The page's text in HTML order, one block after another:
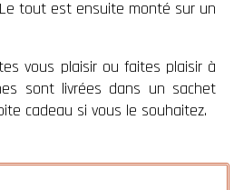
tout est ensuite monté sur un
vous plaisir ou faites plaisir à
sont livrées dans un sachet
cadeau si vous le souhaitez.